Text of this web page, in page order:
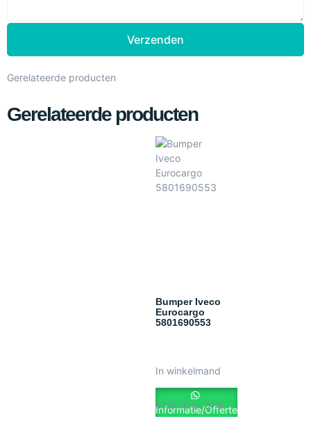
Verzenden
Gerelateerde producten
Gerelateerde producten
Bumper Iveco
Eurocargo
5801690553
€325.00 ex. BTW
In winkelmand
Informatie/Offerte